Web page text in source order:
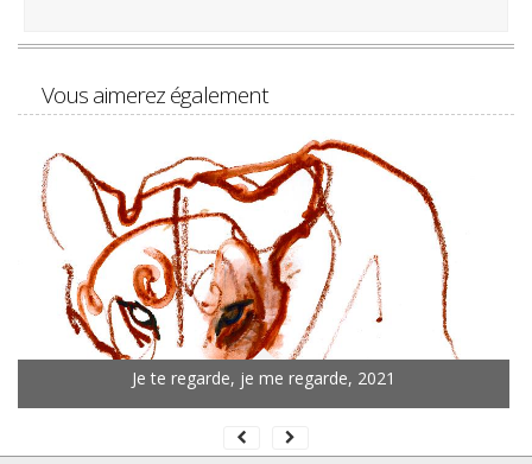
Vous aimerez également
Je te regarde, je me regarde, 2021